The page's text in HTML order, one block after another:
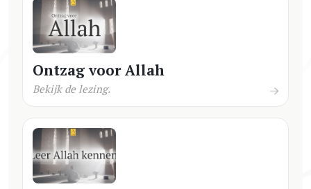
Ontzag voor Allah
Bekijk de lezing.